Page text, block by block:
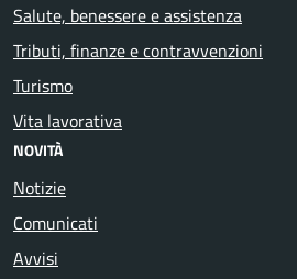
Salute, benessere e assistenza
Tributi, finanze e contravvenzioni
Turismo
Vita lavorativa
NOVITÀ
Notizie
Comunicati
Avvisi